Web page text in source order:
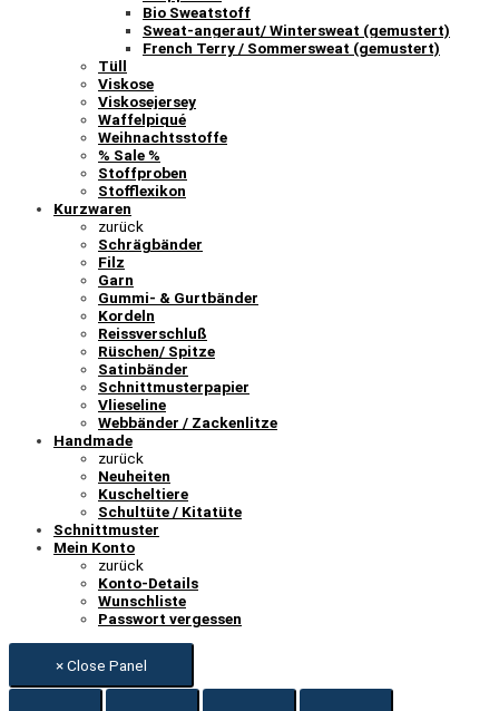
Bio Sweatstoff
Sweat-angeraut/ Wintersweat (gemustert)
French Terry / Sommersweat (gemustert)
Tüll
Viskose
Viskosejersey
Waffelpiqué
Weihnachtsstoffe
% Sale %
Stoffproben
Stofflexikon
Kurzwaren
zurück
Schrägbänder
Filz
Garn
Gummi- & Gurtbänder
Kordeln
Reissverschluß
Rüschen/ Spitze
Satinbänder
Schnittmusterpapier
Vlieseline
Webbänder / Zackenlitze
Handmade
zurück
Neuheiten
Kuscheltiere
Schultüte / Kitatüte
Schnittmuster
Mein Konto
zurück
Konto-Details
Wunschliste
Passwort vergessen
× Close Panel